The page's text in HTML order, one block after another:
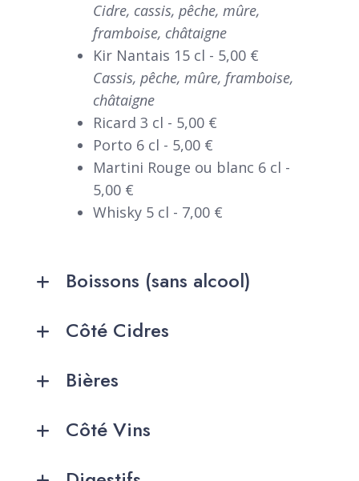
Cidre, cassis, pêche, mûre,
framboise, châtaigne
Kir Nantais 15 cl - 5,00 €
Cassis, pêche, mûre, framboise,
châtaigne
Ricard 3 cl - 5,00 €
Porto 6 cl - 5,00 €
Martini Rouge ou blanc 6 cl -
5,00 €
Whisky 5 cl - 7,00 €
Boissons (sans alcool)
Côté Cidres
Bières
Côté Vins